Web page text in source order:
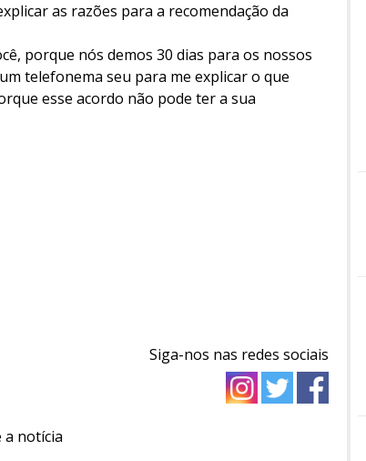
as razões para a recomendação da
porque nós demos 30 dias para os nossos
telefonema seu para me explicar o que
esse acordo não pode ter a sua
Siga-nos nas redes sociais
notícia